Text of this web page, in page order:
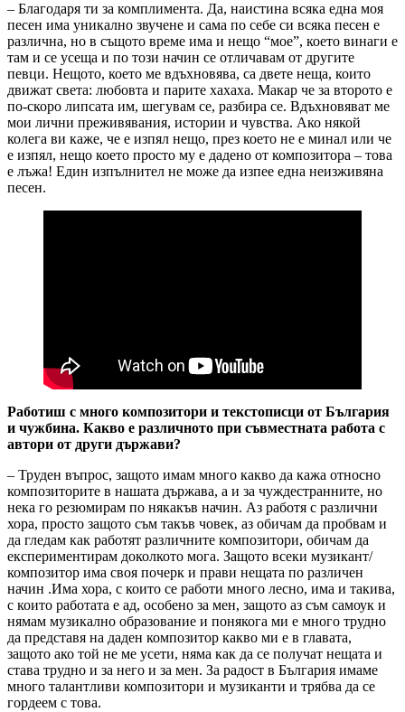
– Благодаря ти за комплимента. Да, наистина всяка една моя
песен има уникално звучене и сама по себе си всяка песен е
различна, но в същото време има и нещо “мое”, което винаги е
там и се усеща и по този начин се отличавам от другите
певци. Нещото, което ме вдъхновява, са двете неща, които
движат света: любовта и парите хахаха. Макар че за второто е
по-скоро липсата им, шегувам се, разбира се. Вдъхновяват ме
мои лични преживявания, истории и чувства. Ако някой
колега ви каже, че е изпял нещо, през което не е минал или че
е изпял, нещо което просто му е дадено от композитора – това
е лъжа! Един изпълнител не може да изпее една неизживяна
песен.
Работиш с много композитори и текстописци от България
и чужбина. Какво е различното при съвместната работа с
автори от други държави?
– Труден въпрос, защото имам много какво да кажа относно
композиторите в нашата държава, а и за чуждестранните, но
нека го резюмирам по някакъв начин. Аз работя с различни
хора, просто защото съм такъв човек, аз обичам да пробвам и
да гледам как работят различните композитори, обичам да
експериментирам доколкото мога. Защото всеки музикант/
композитор има своя почерк и прави нещата по различен
начин .Има хора, с които се работи много лесно, има и такива,
с които работата е ад, особено за мен, защото аз съм самоук и
нямам музикално образование и понякога ми е много трудно
да представя на даден композитор какво ми е в главата,
защото ако той не ме усети, няма как да се получат нещата и
става трудно и за него и за мен. За радост в България имаме
много талантливи композитори и музиканти и трябва да се
гордеем с това.